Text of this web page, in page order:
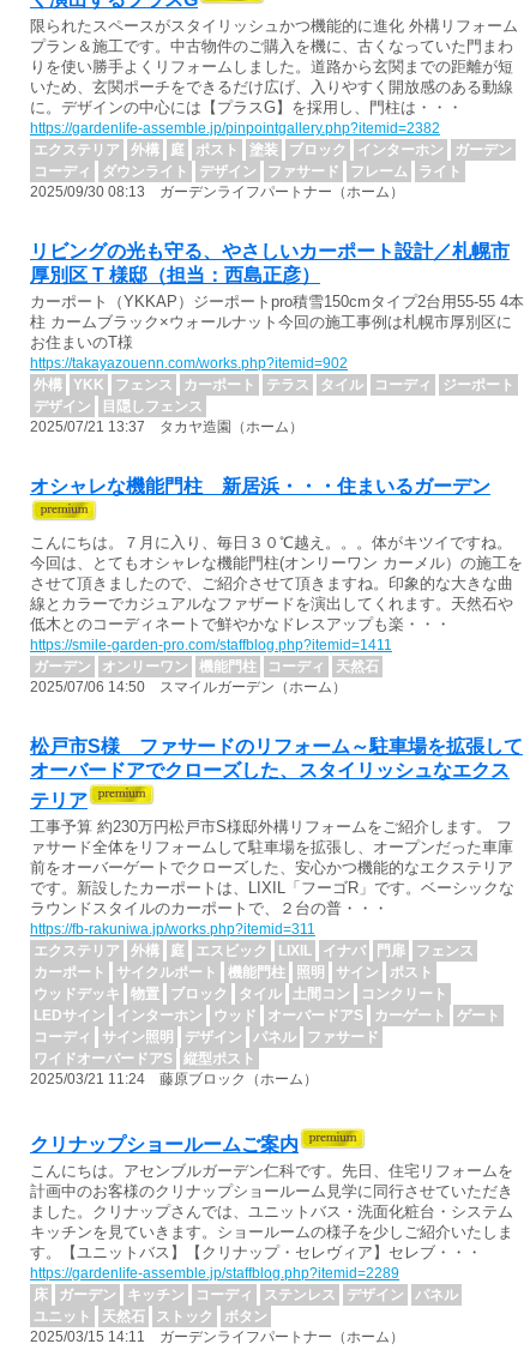
限られたスペースがスタイリッシュかつ機能的に進化 外構リフォーム
プラン＆施工です。中古物件のご購入を機に、古くなっていた門まわ
りを使い勝手よくリフォームしました。道路から玄関までの距離が短
いため、玄関ポーチをできるだけ広げ、入りやすく開放感のある動線
に。デザインの中心には【プラスG】を採用し、門柱は・・・
https://gardenlife-assemble.jp/pinpointgallery.php?itemid=2382
エクステリア
外構 庭 ポスト 塗装 ブロック インターホン
ガーデン
コーディ
ダウンライト デザイン ファサード フレーム
ライト
2025/09/30 08:13 ガーデンライフパートナー（ホーム）
リビングの光も守る、やさしいカーポート設計／札幌市
厚別区 T 様邸（担当：西島正彦）
カーポート（YKKAP）ジーポートpro積雪150cmタイプ2台用55-55 4本
柱 カームブラック×ウォールナット今回の施工事例は札幌市厚別区に
お住まいのT様
https://takayazouenn.com/works.php?itemid=902
外構
YKK フェンス カーポート テラス タイル コーディ
ジーポート
デザイン
目隠しフェンス
2025/07/21 13:37 タカヤ造園（ホーム）
オシャレな機能門柱 新居浜・・・住まいるガーデン
こんにちは。７月に入り、毎日３０℃越え。。。体がキツイですね。
今回は、とてもオシャレな機能門柱(オンリーワン カーメル）の施工を
させて頂きましたので、ご紹介させて頂きますね。印象的な大きな曲
線とカラーでカジュアルなファザードを演出してくれます。天然石や
低木とのコーディネートで鮮やかなドレスアップも楽・・・
https://smile-garden-pro.com/staffblog.php?itemid=1411
ガーデン
オンリーワン 機能門柱 コーディ
天然石
2025/07/06 14:50 スマイルガーデン（ホーム）
松戸市S様 ファサードのリフォーム～駐車場を拡張して
オーバードアでクローズした、スタイリッシュなエクス
テリア
工事予算 約230万円松戸市S様邸外構リフォームをご紹介します。 フ
ァサード全体をリフォームして駐車場を拡張し、オープンだった車庫
前をオーバーゲートでクローズした、安心かつ機能的なエクステリア
です。新設したカーポートは、LIXIL「フーゴR」です。ベーシックな
ラウンドスタイルのカーポートで、２台の普・・・
https://fb-rakuniwa.jp/works.php?itemid=311
エクステリア
外構 庭 エスビック LIXIL イナバ 門扉
フェンス
カーポート
サイクルポート 機能門柱 照明 サイン
ポスト
ウッドデッキ
物置 ブロック タイル 土間コン
コンクリート
LEDサイン
インターホン ウッド オーバードアS カーゲート
ゲート
コーディ
サイン照明 デザイン パネル
ファサード
ワイドオーバードアS
縦型ポスト
2025/03/21 11:24 藤原ブロック（ホーム）
クリナップショールームご案内
こんにちは。アセンブルガーデン仁科です。先日、住宅リフォームを
計画中のお客様のクリナップショールーム見学に同行させていただき
ました。クリナップさんでは、ユニットバス・洗面化粧台・システム
キッチンを見ていきます。ショールームの様子を少しご紹介いたしま
す。【ユニットバス】【クリナップ・セレヴィア】セレブ・・・
https://gardenlife-assemble.jp/staffblog.php?itemid=2289
床
ガーデン キッチン コーディ ステンレス デザイン
パネル
ユニット
天然石 ストック
ボタン
2025/03/15 14:11 ガーデンライフパートナー（ホーム）